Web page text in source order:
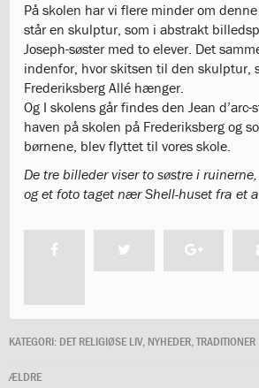
langt
skoleliv
begynder
her
1.29:
Orienteringsmøder
1.30:
Sådan
gør
du
1.31:
Antal
pladser
venteliste
Skolepenge
1.33:
Skolepenge
Forældrefond
På skolen har vi flere minder om
står en skulptur, som i abstrakt
Joseph-søster med to elever. Det
indenfor, hvor skitsen til den skulptur,
Frederiksberg Allé hænger.
Og I skolens går findes den Jean
haven på skolen på Frederiksberg og
børnene, blev flyttet til vores skole.
De tre billeder viser to søstre i
og et foto taget nær Shell-huset fra et
KATEGORI: DET RELIGIØSE LIV, NYHEDER,TRADITIONER
ÆLDRE